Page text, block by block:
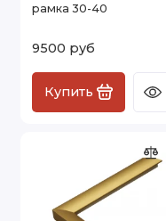
рамка 30-40
9500 руб
Купить